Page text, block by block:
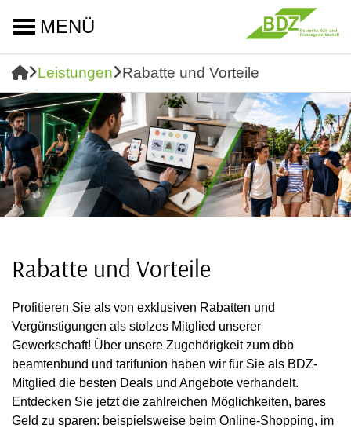
MENÜ
Leistungen Rabatte und Vorteile
Rabatte und Vorteile
Profitieren Sie als von exklusiven Rabatten und
Vergünstigungen als stolzes Mitglied unserer
Gewerkschaft! Über unsere Zugehörigkeit zum dbb
beamtenbund und tarifunion haben wir für Sie als BDZ-
Mitglied die besten Deals und Angebote verhandelt.
Entdecken Sie jetzt die zahlreichen Möglichkeiten, bares
Geld zu sparen: beispielsweise beim Online-Shopping, im